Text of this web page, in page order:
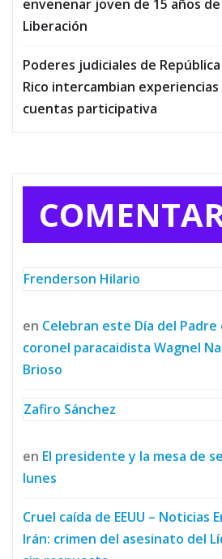
envenenar joven de 15 años
Liberación
Poderes judiciales de
Rico intercambian
cuentas participativa
Frenderson Hilario
en Celebran este Día del Padre
coronel paracaidista Wagnel
Brioso
Zafiro Sánchez
en El presidente y la mesa de
lunes
Cruel caída de EEUU – Noticias
Irán: crimen del asesinato del